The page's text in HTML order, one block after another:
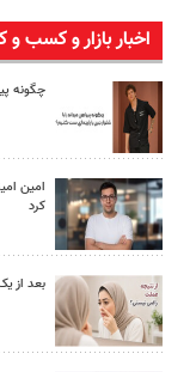
اخبار بازار و کسب و
چگونه
امین
کرد
بعد از